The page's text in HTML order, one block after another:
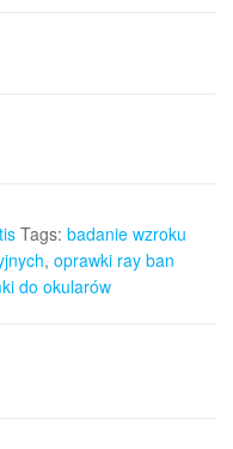
Tags: badanie wzroku
, oprawki ray ban
do okularów